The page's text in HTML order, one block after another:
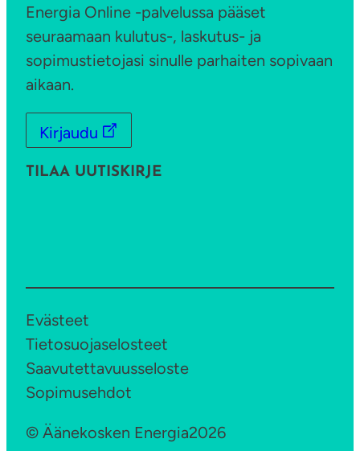
Energia Online -palvelussa pääset
seuraamaan kulutus-, laskutus- ja
sopimustietojasi sinulle parhaiten sopivaan
aikaan.
Kirjaudu
TILAA UUTISKIRJE
© Äänekosken Energia2026
Evästeet
Tietosuojaselosteet
Saavutettavuusseloste
Sopimusehdot